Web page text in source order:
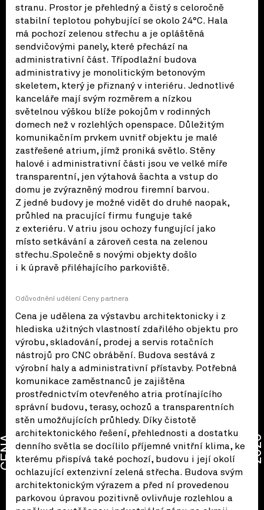
stranu. Prostor je přehledný a čistý s celoročně
stabilní teplotou pohybující se okolo 24°C. Hala
má pochozí zelenou střechu a je opláštěná
sendvičovými panely, které přechází na
administrativní část. Třípodlažní budova
administrativy je monolitickým betonovým
skeletem, který je přiznaný v interiéru. Jednotlivé
kanceláře mají svým rozměrem a nízkou
světelnou výškou blíže pokojům v rodinných
domech než v rozlehlých openspace. Důležitým
komunikačním prvkem uvnitř objektu je malé
zastřešené atrium, jímž proniká světlo. Stěny
halové i administrativní části jsou ve velké míře
transparentní, jen výtahová šachta a vstup do
domu je zvýrazněný modrou firemní barvou.
Z jedné budovy je možné vidět do druhé naopak,
průhled na pracující firmu funguje také
z exteriéru. V atriu jsou ochozy fungující jako
místo setkávání a zároveň cesta na zelenou
střechu.Společně s novými objekty došlo
i k úpravě přiléhajícího parkoviště.
Odůvodnění udělení Ceny partnera
Cena je udělena za výstavbu architektonicky i z
hlediska užitných vlastností zdařilého objek­tu pro
výrobu, skladování, prodej a servis ro­tačních
nástrojů pro CNC obrábění. Budova sestává z
výrobní haly a administrativní přístavby. Potřebná
komunikace zaměstnanců je zajištěna
prostřednictvím otevřeného atria protínajícího
správní budovu, terasy, ochozů a transparent­ních
stěn umožňujících průhledy. Díky čistotě
architektonického řešení, přehlednosti a dostat­ku
denního světla se docílilo příjemné vnitřní kli­ma, ke
kterému přispívá také pochozí, budovu i její okolí
ochlazující extenzivní zelená střecha. Budova svým
architektonickým výrazem a před ní provedenou
parkovou úpravou pozitivně ovlivňuje rozlehlou a
CENA 2026